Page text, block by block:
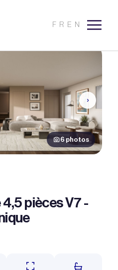
FR EN
›
6 photos
pièces V7 -